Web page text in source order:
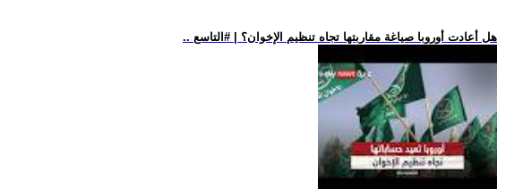
.. هل أعادت أوروبا صياغة مقاربتها تجاه تنظيم الإخوان؟ | #التاسع